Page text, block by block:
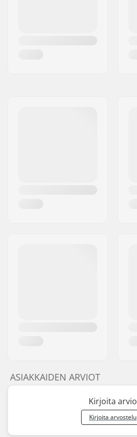
ASIAKKAIDEN ARVIOT
Kirjoita arvio
Kirjoita arvostelu